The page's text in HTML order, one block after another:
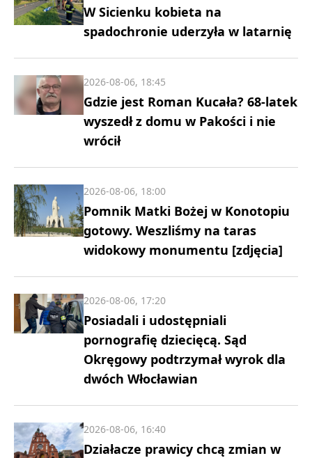
W Sicienku kobieta na
spadochronie uderzyła w latarnię
Gdzie jest Roman Kucała? 68-latek
wyszedł z domu w Pakości i nie
wrócił
2026-08-06, 18:45
Pomnik Matki Bożej w Konotopiu
gotowy. Weszliśmy na taras
widokowy monumentu [zdjęcia]
2026-08-06, 18:00
Posiadali i udostępniali
pornografię dziecięcą. Sąd
Okręgowy podtrzymał wyrok dla
dwóch Włocławian
2026-08-06, 17:20
Działacze prawicy chcą zmian w
2026-08-06, 16:40